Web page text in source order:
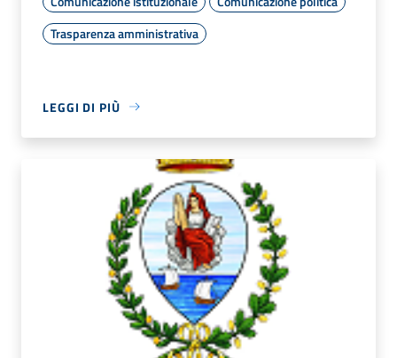
Trasparenza amministrativa
LEGGI DI PIÙ